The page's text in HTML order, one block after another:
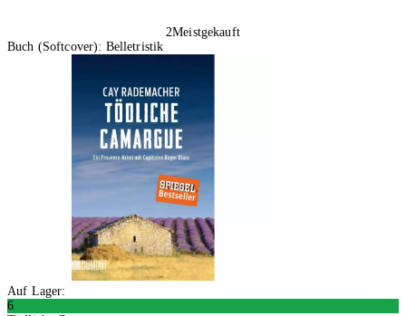
2Meistgekauft
Buch (Softcover): Belletristik
Auf Lager:
6